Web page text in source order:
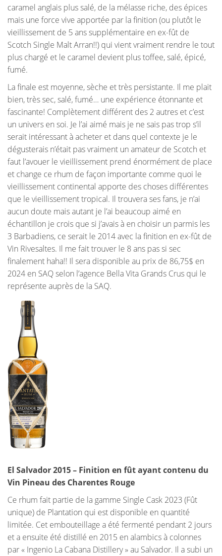
caramel anglais plus salé, de la mélasse riche, des épices
mais une force vive apportée par la finition (ou plutôt le
vieillissement de 5 ans supplémentaire en ex-fût de
Scotch Single Malt Arran!!) qui vient vraiment rendre le tout
plus chargé et le caramel devient plus toffee, salé, épicé,
fumé.
La finale est moyenne, sèche et très persistante. Il me plait
bien, très sec, salé, fumé… une expérience étonnante et
fascinante! Complètement différent des 2 autres et c’est
un univers en soi. Je l’ai aimé mais je ne sais pas trop s’il
serait intéressant à acheter et dans quel contexte je le
dégusterais n’était pas vraiment un amateur de Scotch et
faut l’avouer le vieillissement prend énormément de place
et change ce rhum de façon importante comme quoi le
vieillissement continental apporte des choses différentes
que le vieillissement tropical. Il trouvera ses fans, je n’ai
aucun doute mais autant je l’ai beaucoup aimé en
échantillon je crois que si j’avais à en choisir un parmis les
3 Barbadiens, ce serait le 2014 avec la finition en ex-fût de
Vin Rivesaltes. Il me fait trouver le 8 ans pas si sec
finalement haha!! Il sera disponible au prix de 86,75$ en
2024 en SAQ selon l’agence Bella Vita Grands Crus qui le
représente auprès de la SAQ.
El Salvador 2015 – Finition en fût ayant contenu du
Vin Pineau des Charentes Rouge
Ce rhum fait partie de la gamme Single Cask 2023 (Fût
unique) de Plantation qui est disponible en quantité
limitée. Cet embouteillage a été fermenté pendant 2 jours
et a ensuite été distillé en 2015 en alambics à colonnes
par « Ingenio La Cabana Distillery » au Salvador. Il a subi un